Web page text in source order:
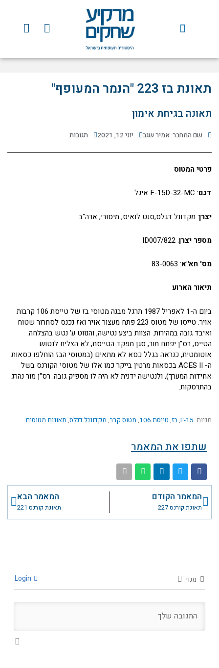
F
a
e
Y
o
t
תאונת בז 223 "הנמר המעופף"
תאונה בגיחת אימון
שם המחבר: אמיר שגב יוני 12, 2021 תגובות
פרטי המטוס
דגם: F-15D-32-MC איגל
יצרן: מקדונל דגלס,סנט לואיס, מיסורי, ארה"ב
מספר יצרן: 822/ID007
מס' חא"א: 83-0063
תיאור הארוע
ביום ה-1 לאפריל 1987 תרגל מבנה מטוסי בז של טייסת 106 קרבות
אויר. טייסו של מטוס 223 פתח מעצור אויר ואז נכנס לסחרור שטוח
ואיבד גובה במהירות. הצוות ביצע נטישה, והנווט ע' נטש בהצלחה.
הטייס, רס"ן יפתח מור, סגן מפקד הטייסת, לא הצליח לנטוש
אוטומטית, כנראה בגלל כסא לא מתאים (במטוסי הבז הוחלפו כסאות
ה- ACES II בכסאות מרטין בייקר כמו אלו של מטוסי הקורנס בשל
אחידות המערך), ולנטישה ידנית לא היה לו מספיק גובה. רס"ן מור נהרג
בהתרסקות.
תגיות: F-15
,בז, טייסת 106 , מטוס קרב, מקדוננל דגלס, תאונות מטוסים
שתפו את המאמר
קודם
המאמר הקודם
תאונת קורנס 227
המאמר הבא
תאונת קורנס 221
מנוי